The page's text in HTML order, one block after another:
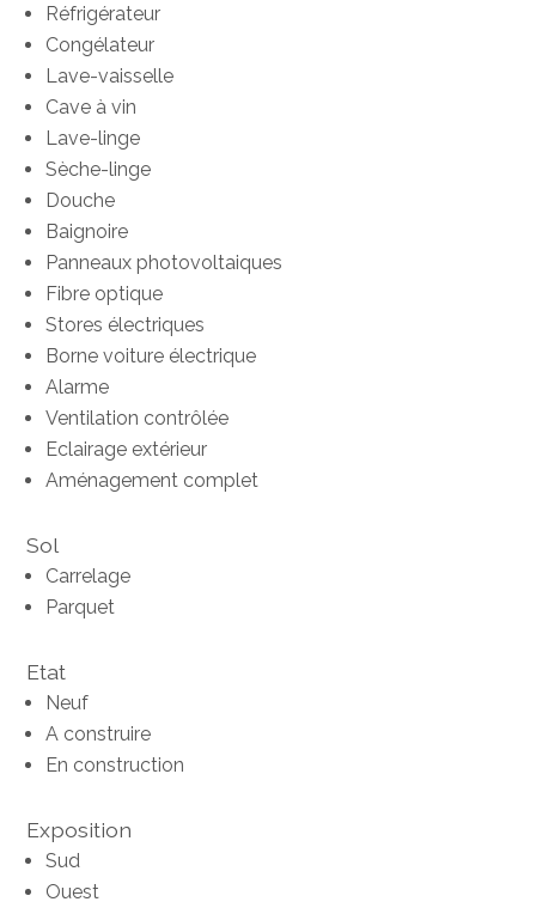
Réfrigérateur
Congélateur
Lave-vaisselle
Cave à vin
Lave-linge
Sèche-linge
Douche
Baignoire
Panneaux photovoltaiques
Fibre optique
Stores électriques
Borne voiture électrique
Alarme
Ventilation contrôlée
Eclairage extérieur
Aménagement complet
Sol
Carrelage
Parquet
Etat
Neuf
A construire
En construction
Exposition
Sud
Ouest